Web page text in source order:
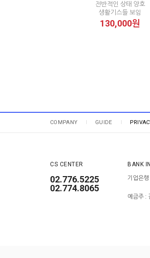
전반적인 상태 양호
생활기스들 보임
130,000원
COMPANY GUIDE
CS CENTER
02.776.5225
02.774.8065
BANK
기업은
예금주 :